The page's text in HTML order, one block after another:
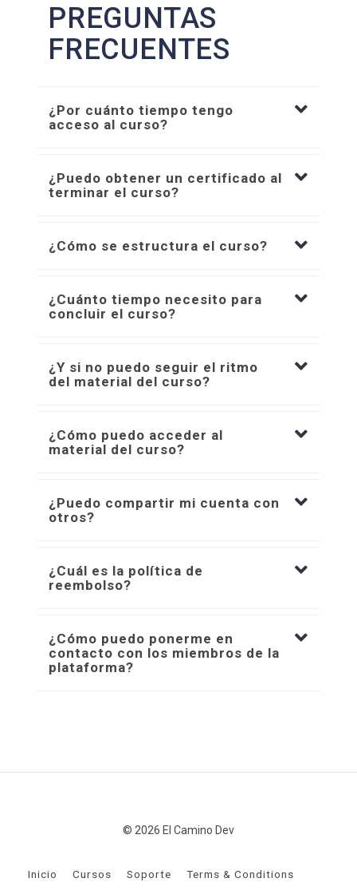
PREGUNTAS
FRECUENTES
¿Por cuánto tiempo tengo
acceso al curso?
¿Puedo obtener un certificado al
terminar el curso?
¿Cómo se estructura el curso?
¿Cuánto tiempo necesito para
concluir el curso?
¿Y si no puedo seguir el ritmo
del material del curso?
¿Cómo puedo acceder al
material del curso?
¿Puedo compartir mi cuenta con
otros?
¿Cuál es la política de
reembolso?
¿Cómo puedo ponerme en
contacto con los miembros de la
plataforma?
© 2026 El Camino Dev
Inicio Cursos Soporte Terms & Conditions